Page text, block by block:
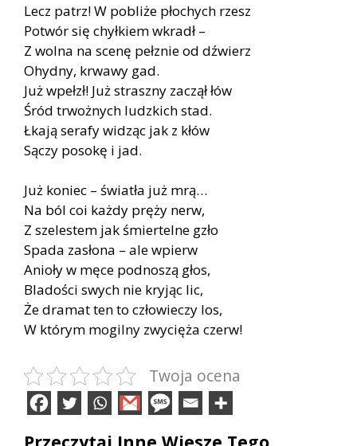
Lecz patrz! W pobliże płochych rzesz
Potwór się chyłkiem wkradł –
Z wolna na scenę pełznie od dźwierz
Ohydny, krwawy gad.
Już wpełzł! Już straszny zaczął łów
Śród trwożnych ludzkich stad.
Łkają serafy widząc jak z kłów
Sączy posokę i jad.
Już koniec – światła już mrą…
Na ból coi każdy pręży nerw,
Z szelestem jak śmiertelne gzło
Spada zasłona – ale wpierw
Anioły w męce podnoszą głos,
Bladości swych nie kryjąc lic,
Że dramat ten to człowieczy los,
W którym mogilny zwycięża czerw!
Twoja ocena